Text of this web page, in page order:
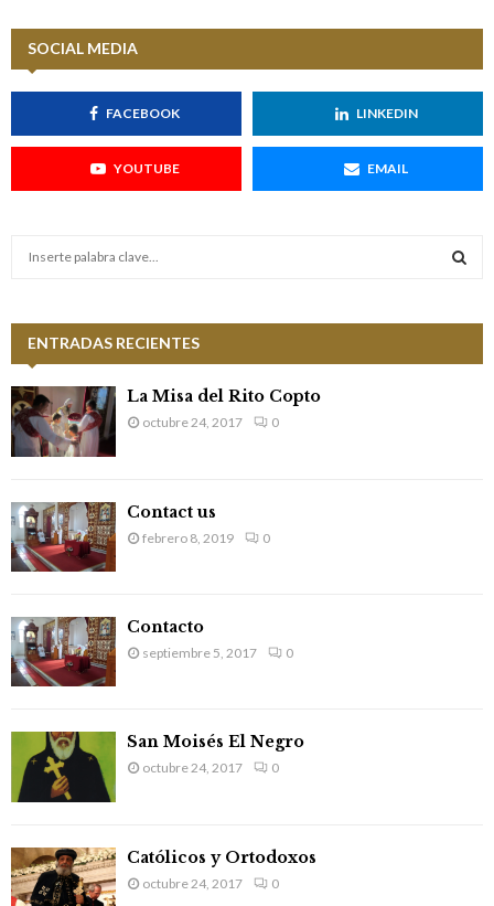
SOCIAL MEDIA
FACEBOOK LINKEDIN
YOUTUBE EMAIL
h
f
o
r
:
ENTRADAS RECIENTES
La Misa del Rito Copto
octubre 24, 2017 0
Contact us
febrero 8, 2019 0
Contacto
septiembre 5, 2017 0
San Moisés El Negro
octubre 24, 2017 0
Católicos y Ortodoxos
octubre 24, 2017 0